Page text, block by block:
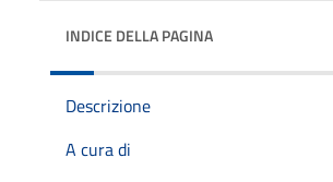
INDICE DELLA PAGINA
Descrizione
A cura di